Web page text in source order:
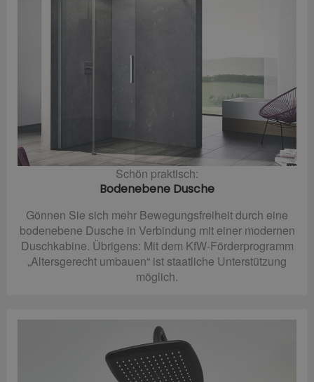
Schön praktisch:
Bodenebene Dusche
Gönnen Sie sich mehr Bewegungsfreiheit durch eine
bodenebene Dusche in Verbindung mit einer modernen
Duschkabine. Übrigens: Mit dem KfW-Förderprogramm
„Altersgerecht umbauen“ ist staatliche Unterstützung
möglich.